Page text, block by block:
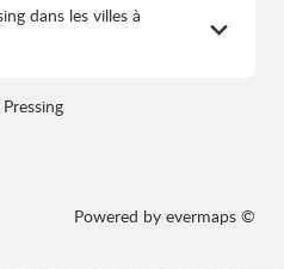
dans les villes à
Powered by evermaps ©